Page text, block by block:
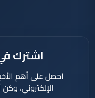
اشترك
احصل على أهم
الإلكتروني،